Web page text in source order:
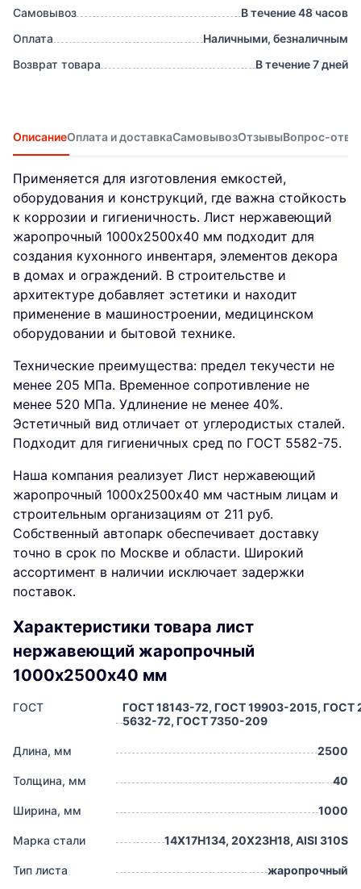
Самовывоз
В течение 48 часов
Оплата
Наличными, безналичным
Возврат товара
В течение 7 дней
ОписаниеОплата и доставкаСамовывозОтзывыВопрос-
Применяется для изготовления емкостей,
оборудования и конструкций, где важна стойкость
к коррозии и гигиеничность. Лист нержавеющий
жаропрочный 1000х2500х40 мм подходит для
создания кухонного инвентаря, элементов декора
в домах и ограждений. В строительстве и
архитектуре добавляет эстетики и находит
применение в машиностроении, медицинском
оборудовании и бытовой технике.
Технические преимущества: предел текучести не
менее 205 МПа. Временное сопротивление не
менее 520 МПа. Удлинение не менее 40%.
Эстетичный вид отличает от углеродистых сталей.
Подходит для гигиеничных сред по ГОСТ 5582-75.
Наша компания реализует Лист нержавеющий
жаропрочный 1000х2500х40 мм частным лицам и
строительным организациям от 211 руб.
Собственный автопарк обеспечивает доставку
точно в срок по Москве и области. Широкий
ассортимент в наличии исключает задержки
поставок.
Характеристики товара лист
нержавеющий жаропрочный
1000х2500х40 мм
ГОСТ
ГОСТ 18143-72, ГОСТ 19903-2015,
5632-72, ГОСТ 7350-209
Длина, мм 2500
Толщина, мм 40
Ширина, мм 1000
Марка стали 14Х17Н134, 20Х23Н18, AISI 310S
Тип листа жаропрочный